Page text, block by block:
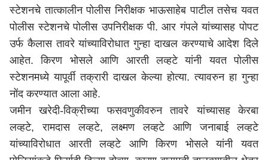
स्टेशनचे तात्कालीन पोलीस निरीक्षक भाऊसाहेब पाटील तसेच यवत
पोलीस स्टेशनचे पोलीस उपनिरीक्षक पी. आर गंपले यांच्यासह पोपट
उर्फ कैलास तावरे यांच्याविरोधात गुन्हा दाखल करण्याचे आदेश दिले
आहेत. किरण भोसले आणि आरती लव्हटे यांनी यवत पोलीस
स्टेशनमध्ये यापूर्वी तक्रारी दाखल केल्या होत्या. त्यावरुन हा गुन्हा
नोंद करण्यात आला आहे.
जमीन खरेदी-विक्रीच्या फसवणुकीवरुन तावरे यांच्यासह केरबा
लव्हटे, रामदास लव्हटे, लक्ष्मण लव्हटे आणि जनाबाई लव्हटे
यांच्याविरोधात आरती लव्हटे आणि किरण भोसले यांनी यवत